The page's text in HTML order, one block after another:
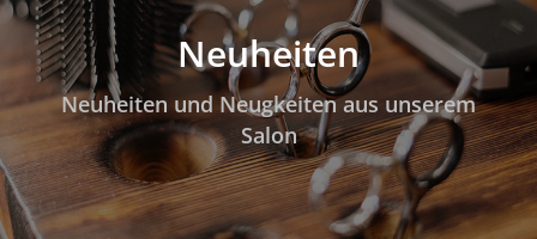
Neuheiten
Neuheiten und Neugkeiten aus unserem
Salon